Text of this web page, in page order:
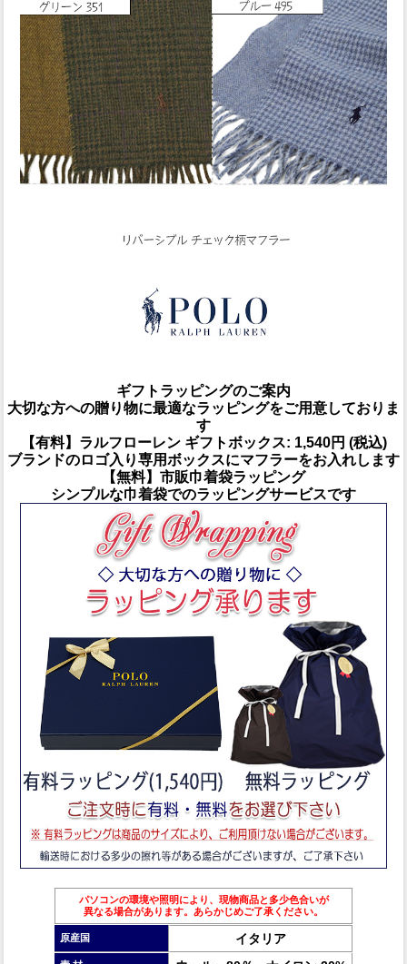
ギフトラッピングのご案内
大切な方への贈り物に最適なラッピングをご用意しておりま
す
【有料】ラルフローレン ギフトボックス: 1,540円 (税込)
ブランドのロゴ入り専用ボックスにマフラーをお入れします
【無料】市販巾着袋ラッピング
シンプルな巾着袋でのラッピングサービスです
パソコンの環境や照明により、現物商品と多少色合いが
異なる場合があります。あらかじめご了承ください。
原産国 イタリア